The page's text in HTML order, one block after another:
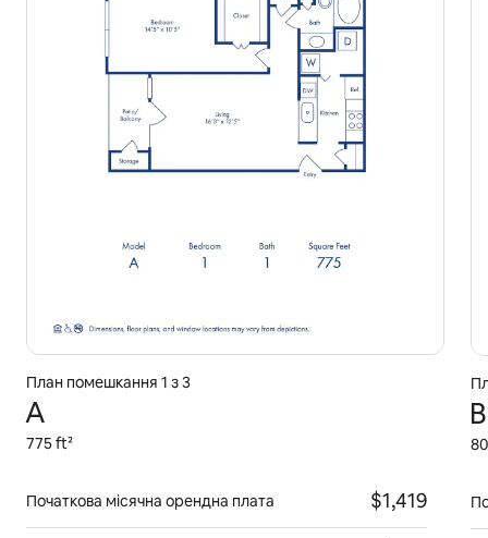
План помешкання 1 з 3
A
775 ft²
Початкова місячна орендна плата $1,419
B